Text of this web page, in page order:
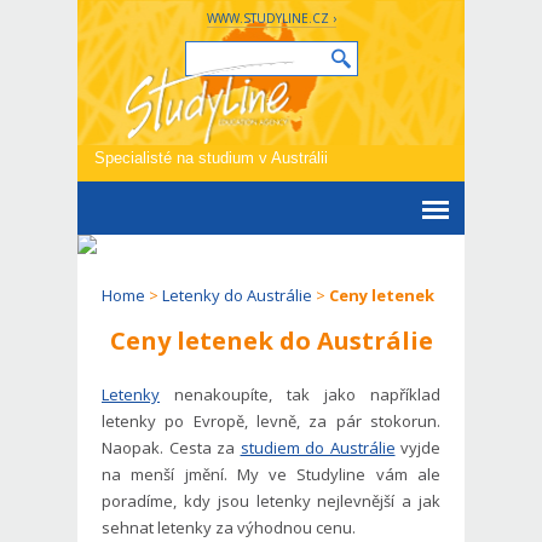
WWW.STUDYLINE.CZ ›
Specialisté na studium v Austrálii
Home > Letenky do Austrálie > Ceny letenek
Ceny letenek do Austrálie
Letenky nenakoupíte, tak jako například
letenky po Evropě, levně, za pár stokorun.
Naopak. Cesta za studiem do Austrálie vyjde
na menší jmění. My ve Studyline vám ale
poradíme, kdy jsou letenky nejlevnější a jak
sehnat letenky za výhodnou cenu.